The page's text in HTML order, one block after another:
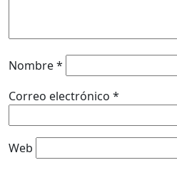
Nombre*
Correo electrónico *
Web